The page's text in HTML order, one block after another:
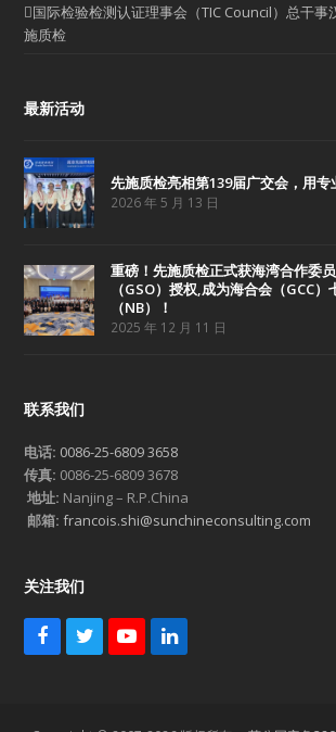
国际检验检测认证理事会（TIC Council）总干事
施质检
最新活动
先施质检亮相第139届广交会，用
2026 年 5 月 13 日
重磅！先施质检正式获海湾合作委
（GSO）授权,成为海合会（GCC
（NB）！
2025 年 12 月 11 日
联系我们
电话: 0086-25-6809 3658
传真: 0086-25-6809 3678
地址: Nanjing – R.P.China
邮箱: francois.shi@sunchineconsulting.com
关注我们
F T Y L